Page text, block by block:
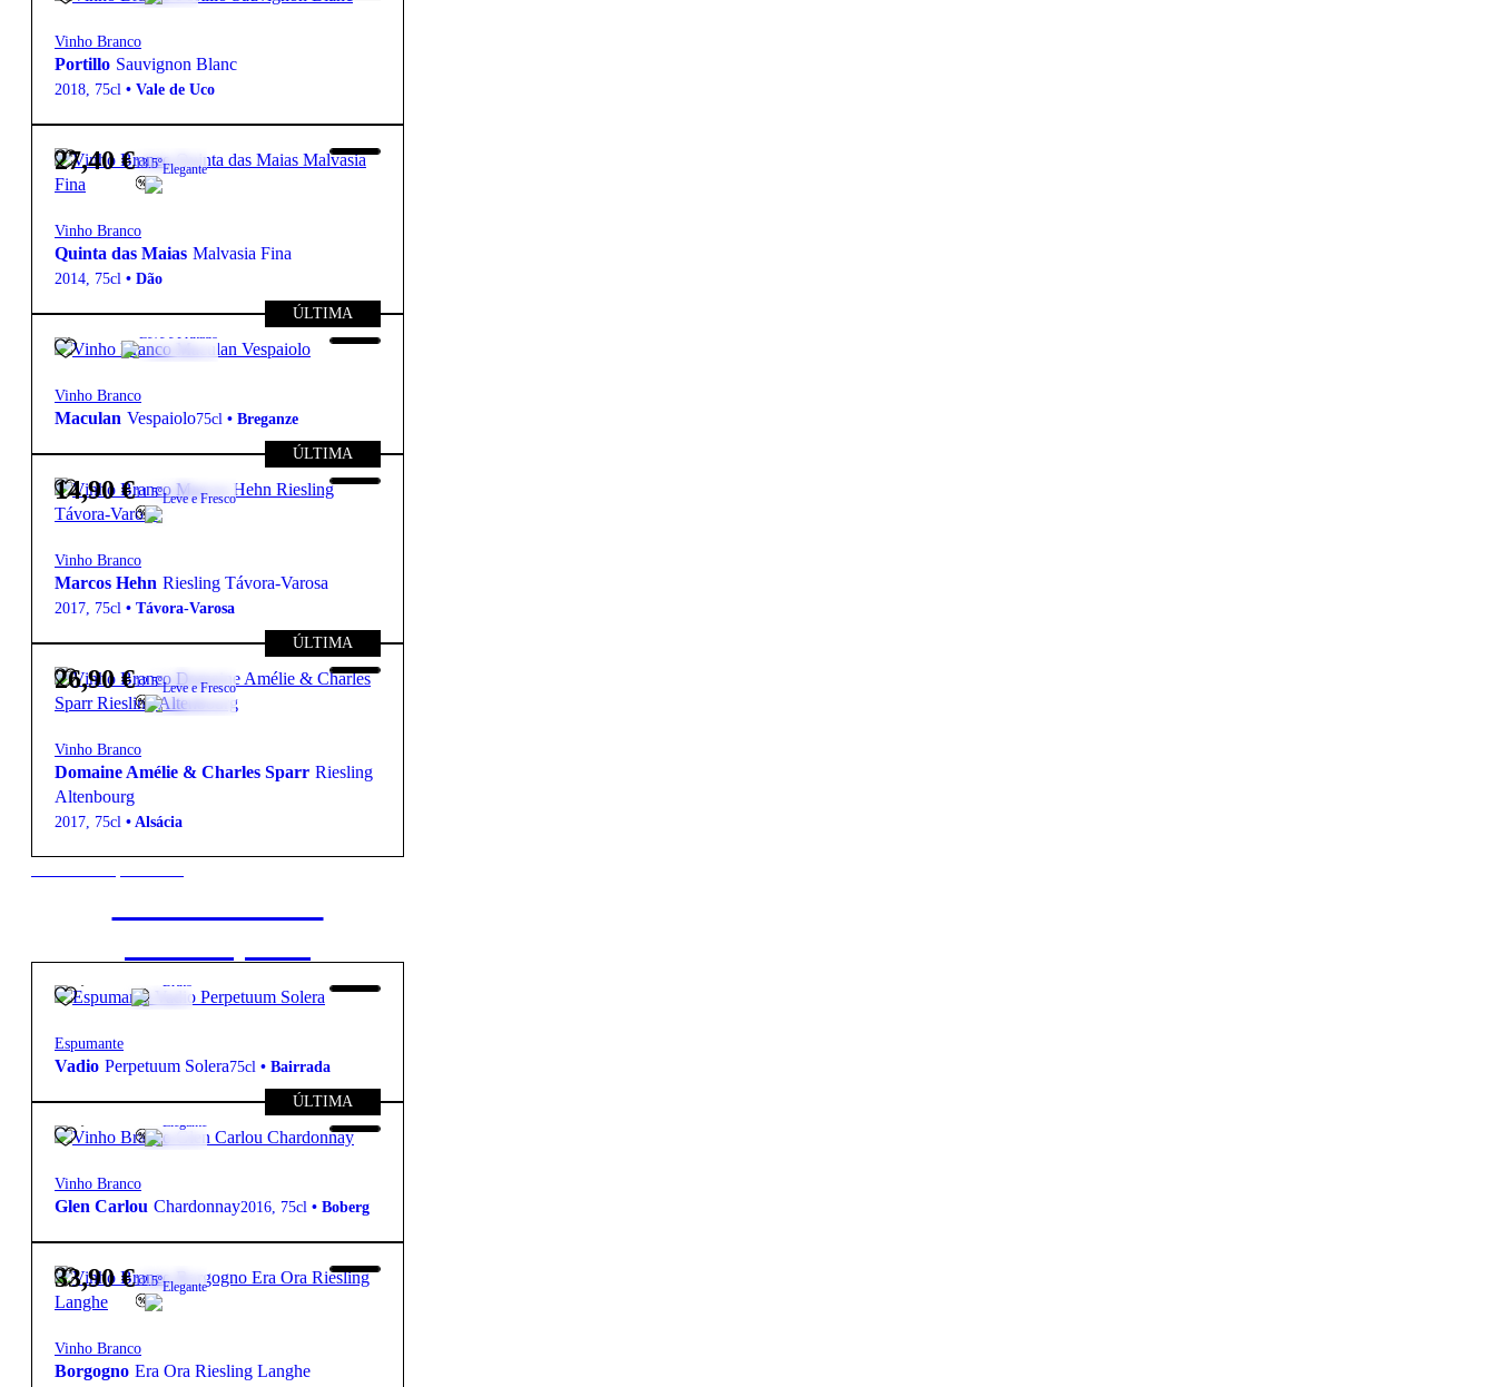
original
era:
19,90 €.
atual
é:
17,91 €.
Vinho Branco
Portillo Sauvignon Blanc
2018, 75cl • Vale de Uco
27,40€13.5ºElegante
Vinho Branco
Quinta das Maias Malvasia Fina
2014, 75cl • Dão
ÚLTIMA
8,50€ Leve e Frutado
Vinho Branco
Maculan Vespaiolo75cl • Breganze
ÚLTIMA
14,90€11.5ºLeve e Fresco
Vinho Branco
Marcos Hehn Riesling Távora-Varosa
2017, 75cl • Távora-Varosa
ÚLTIMA
26,90€12.5ºLeve e Fresco
Vinho Branco
Domaine Amélie & Charles Sparr Riesling
Altenbourg
2017, 75cl • Alsácia
28,80€ Bruto
Espumante
Vadio Perpetuum Solera75cl • Bairrada
ÚLTIMA
19,90€ Elegante
Vinho Branco
Glen Carlou Chardonnay2016, 75cl • Boberg
33,90€12.5ºElegante
Vinho Branco
Borgogno Era Ora Riesling Langhe